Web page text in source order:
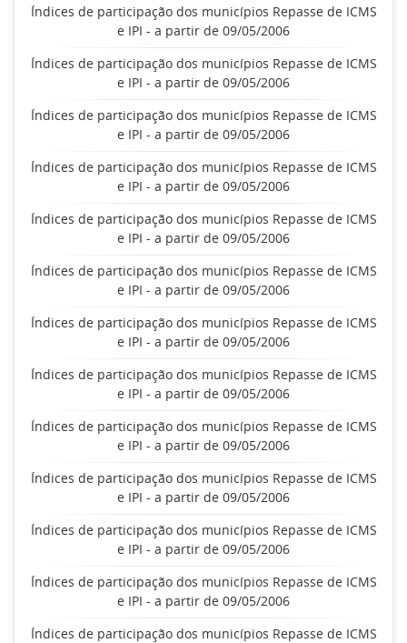
Índices de participação dos municípios Repasse de ICMS
e IPI - a partir de 09/05/2006
Índices de participação dos municípios Repasse de ICMS
e IPI - a partir de 09/05/2006
Índices de participação dos municípios Repasse de ICMS
e IPI - a partir de 09/05/2006
Índices de participação dos municípios Repasse de ICMS
e IPI - a partir de 09/05/2006
Índices de participação dos municípios Repasse de ICMS
e IPI - a partir de 09/05/2006
Índices de participação dos municípios Repasse de ICMS
e IPI - a partir de 09/05/2006
Índices de participação dos municípios Repasse de ICMS
e IPI - a partir de 09/05/2006
Índices de participação dos municípios Repasse de ICMS
e IPI - a partir de 09/05/2006
Índices de participação dos municípios Repasse de ICMS
e IPI - a partir de 09/05/2006
Índices de participação dos municípios Repasse de ICMS
e IPI - a partir de 09/05/2006
Índices de participação dos municípios Repasse de ICMS
e IPI - a partir de 09/05/2006
Índices de participação dos municípios Repasse de ICMS
e IPI - a partir de 09/05/2006
Índices de participação dos municípios Repasse de ICMS